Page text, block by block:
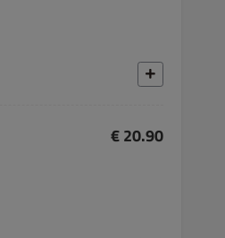
€ 20.90